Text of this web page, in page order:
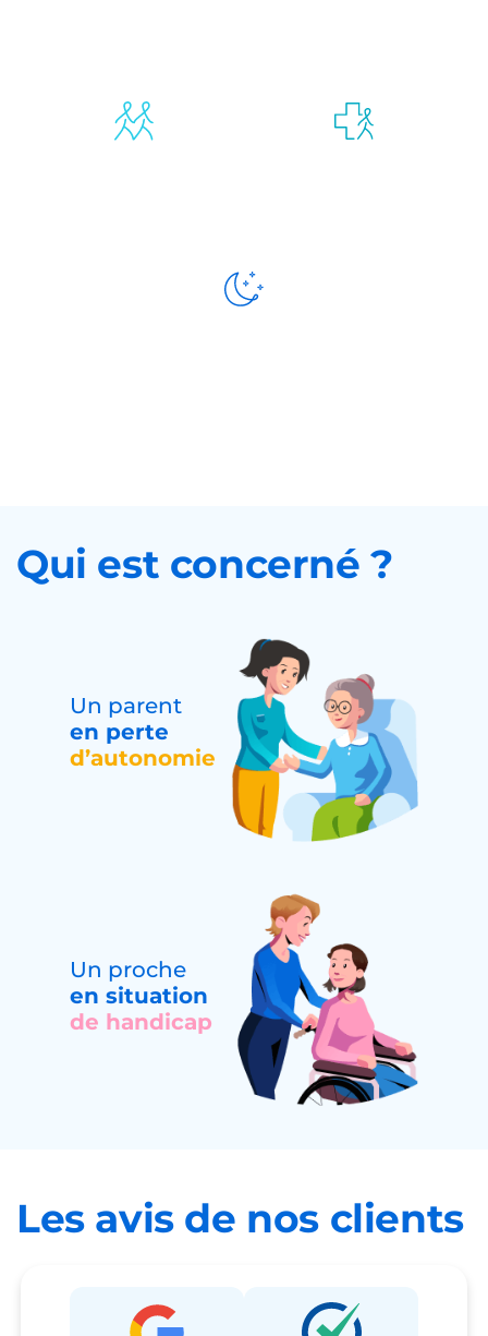
Qui est concerné ?
Un parent
en perte
d’autonomie
Un proche
en situation
de handicap
Les avis de nos clients